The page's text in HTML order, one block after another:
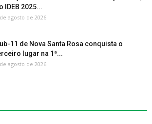
IDEB 2025...
agosto de 2026
11 de Nova Santa Rosa conquista o
lugar na 1ª...
agosto de 2026